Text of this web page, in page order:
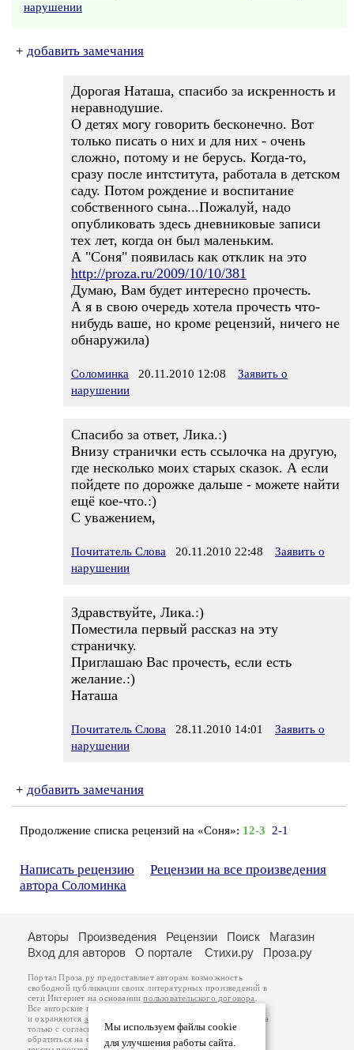
нарушении
+ добавить замечания
Дорогая Наташа, спасибо за искренность и
неравнодушие.
О детях могу говорить бесконечно. Вот
только писать о них и для них - очень
сложно, потому и не берусь. Когда-то,
сразу после интститута, работала в детском
саду. Потом рождение и воспитание
собственного сына...Пожалуй, надо
опубликовать здесь дневниковые записи
тех лет, когда он был маленьким.
А "Соня" появилась как отклик на это
http://proza.ru/2009/10/10/381
Думаю, Вам будет интересно прочесть.
А я в свою очередь хотела прочесть что-
нибудь ваше, но кроме рецензий, ничего не
обнаружила)
Соломинка 20.11.2010 12:08
Заявить о
нарушении
Спасибо за ответ, Лика.:)
Внизу странички есть ссылочка на другую,
где несколько моих старых сказок. А если
пойдете по дорожке дальше - можете найти
ещё кое-что.:)
С уважением,
Почитатель Слова 20.11.2010 22:48
Заявить о
нарушении
Здравствуйте, Лика.:)
Поместила первый рассказ на эту
страничку.
Приглашаю Вас прочесть, если есть
желание.:)
Наташа
Почитатель Слова 28.11.2010 14:01
Заявить о
нарушении
+ добавить замечания
Продолжение списка рецензий на «Соня»: 12-3 2-1
Написать рецензию
Рецензии на все произведения
автора Соломинка
Мы используем файлы cookie
для улучшения работы сайта.
Авторы Произведения Рецензии Поиск
Магазин
Вход для авторов
О портале Стихи.ру Проза.ру
Портал Проза.ру предоставляет авторам возможность
свободной публикации своих литературных произведений в
сети Интернет на основаниипользовательского договора
Все авторские права на произведения принадлежат авторам
и охраняются законом
. Перепечатка произведений возможна
только с согласия его автора, к которому вы можете
обратиться на его авторской странице. Ответственность за